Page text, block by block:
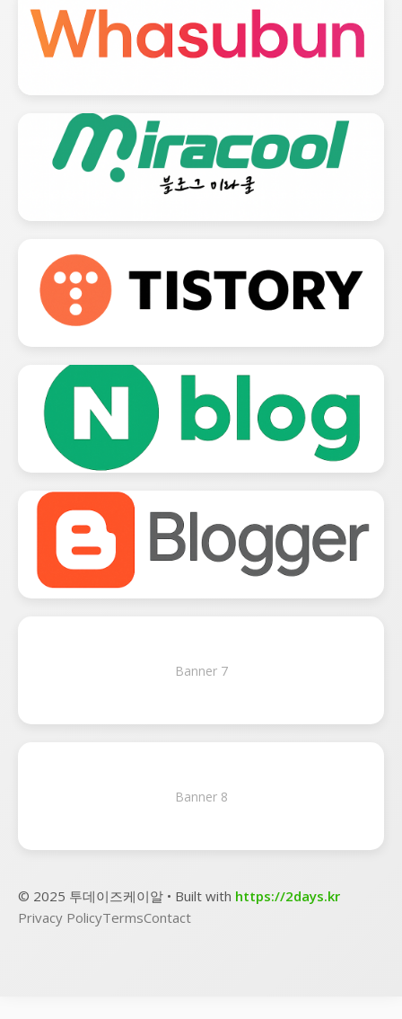
Banner 7
Banner 8
© 2025 투데이즈케이알 • Built with https://2days.kr
Privacy PolicyTermsContact